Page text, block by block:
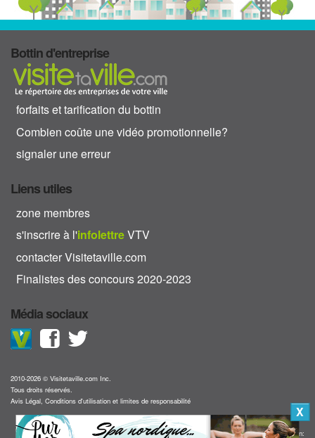
Bottin d'entreprise
forfaits et tarification du bottin
Combien coûte une vidéo promotionnelle?
signaler une erreur
Liens utiles
zone membres
s'inscrire à l'infolettreVTV
contacter Visitetaville.com
Finalistes des concours 2020-2023
Média sociaux
2010-2026 © Visitetaville.com Inc.
Tous droits réservés.
Avis Légal, Conditions d'utilisation et limites de responsabilité
Collaboration:
X